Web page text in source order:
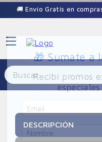
🚚 Envío Gratis en
Buscar
DESCRIPCIÓN
🎁 Sumate a
Recibí promos